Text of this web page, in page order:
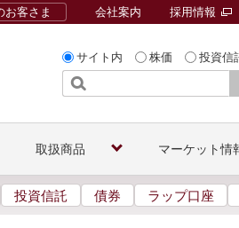
サイト内 株価 投資信
お客さま 会社案内 採用情報
取扱商品 マーケット情
投資信託 債券 ラップ口座